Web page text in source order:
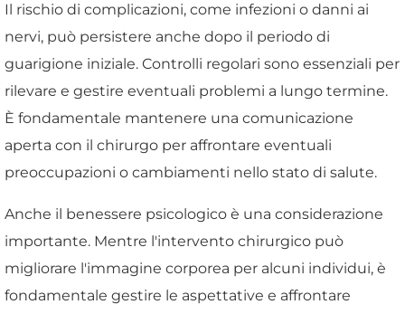
Il rischio di complicazioni, come infezioni o danni ai
nervi, può persistere anche dopo il periodo di
guarigione iniziale. Controlli regolari sono essenziali per
rilevare e gestire eventuali problemi a lungo termine.
È fondamentale mantenere una comunicazione
aperta con il chirurgo per affrontare eventuali
preoccupazioni o cambiamenti nello stato di salute.
Anche il benessere psicologico è una considerazione
importante. Mentre l'intervento chirurgico può
migliorare l'immagine corporea per alcuni individui, è
fondamentale gestire le aspettative e affrontare